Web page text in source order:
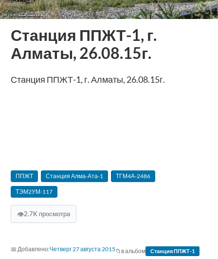
Станция ППЖТ-1, г.
Алматы, 26.08.15г.
Станция ППЖТ-1, г. Алматы, 26.08.15г.
ППЖТ Станция Алма-Ата-1 ТГМ4А-2486
ТЭМ2УМ-117
👁2.7K просмотра
Четверг 27 августа 2015 в альбом Станция ППЖТ-1